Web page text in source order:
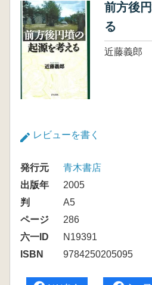
前方後
る
近藤義郎
レビューを書く
発行元
青木書店
出版年
2005
判
A5
ページ
286
六一ID
N19391
ISBN
9784250205095